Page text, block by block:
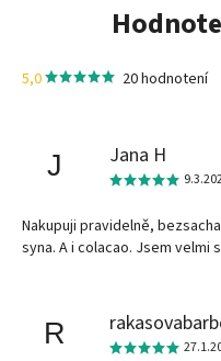
5,0 20 hodnotení
J Jana H
Nakupuji pravidelně,
syna. A i colacao. Jsem velmi
R